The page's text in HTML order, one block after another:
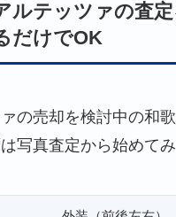
ルテッツァの査定
だけでOK
の売却を検討中の和
写真査定から始めてみ